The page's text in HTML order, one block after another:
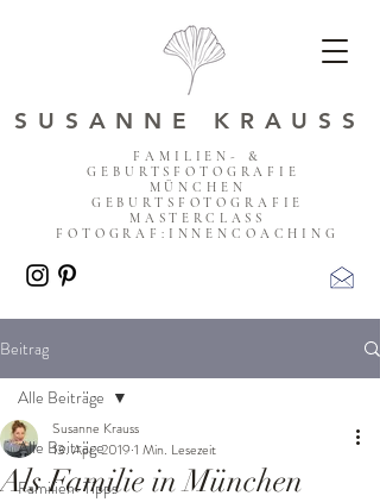
FAMILIEN- &
GEBURTSFOTOGRAFIE
MÜNCHEN
GEBURTSFOTOGRAFIE
MASTERCLASS
FOTOGRAF:INNENCOACHING
SUSANNE KRAUSS
Beitrag
Alle Beiträge
Familien-Tipps
Alle Beiträge
Als Familie in München
Susanne Krauss
13. Apr. 2019 1 Min. Lesezeit